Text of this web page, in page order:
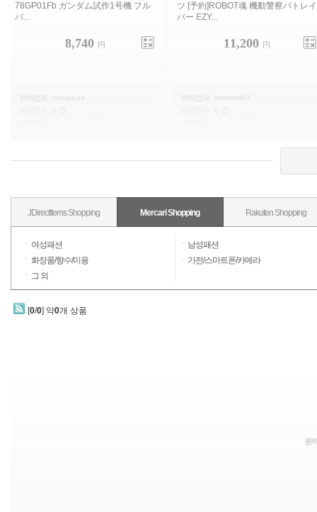
78GP01Fb 건담 프로토 타입 1 호기
풀 바...
8,740 円
판매업체
suruga-ya
약] ROBOT 영혼 기동 경찰 패트레이
버 EZY ...
11,200 円
판매업체
murauchi3
JDirectItems Shopping Mercari Shopping Rakuten Shopping
여성패션
남성패션
화장품/향수/미용
가전/스마트폰/카메라
그 외
[0/0] 약0개 상품